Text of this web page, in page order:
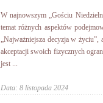
W najnowszym „Gościu
temat różnych aspektów
„Najważniejsza decyzja w życiu”,
akceptacji swoich fizycznych
jest ...
Data: 8 listopada 2024